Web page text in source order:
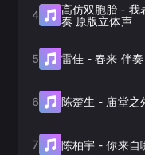
4 高仿双胞胎 - 我
奏 原版立体声
5 雷佳 -春来 伴
6 陈楚生 - 庙堂之
7 陈柏宇 -你来自